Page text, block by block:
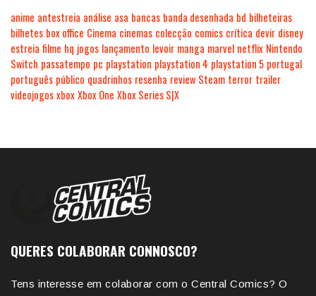
anime antestreia análise asa bancas banda desenhada bd bilheteiras
bilhetes box office Cinema cinemas colecção comics crítica devir disney
estreia filme hq jogos lançamento levoir manga marvel netflix Nintendo
Switch passatempo pc playstation playstation 4 playstation 5 portugal
português público quadrinhos resenha review Steam terror trailer
videojogosxboxXbox One Xbox Series S|X
QUERES COLABORAR CONNOSCO?
Tens interesse em colaborar com o Central Comics? O